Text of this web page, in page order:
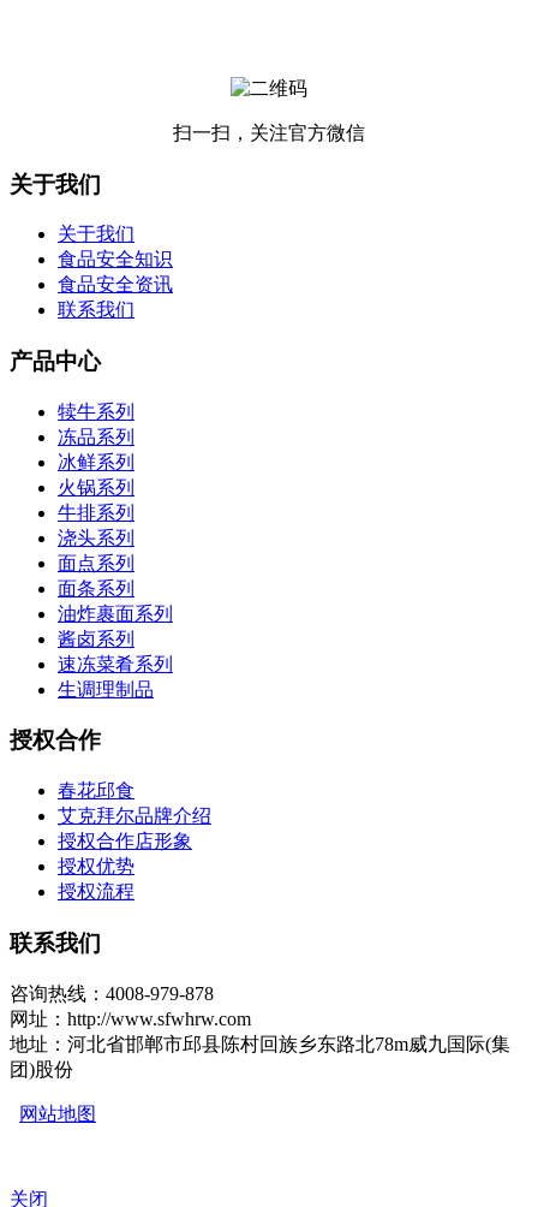
扫一扫，关注官方微信
关于我们
关于我们
食品安全知识
食品安全资讯
联系我们
产品中心
犊牛系列
冻品系列
冰鲜系列
火锅系列
牛排系列
浇头系列
面点系列
面条系列
油炸裹面系列
酱卤系列
速冻菜肴系列
生调理制品
授权合作
春花邱食
艾克拜尔品牌介绍
授权合作店形象
授权优势
授权流程
联系我们
咨询热线：4008-979-878
网址：http://www.sfwhrw.com
地址：河北省邯郸市邱县陈村回族乡东路北78m威九国际(集
团)股份
网站地图
关闭